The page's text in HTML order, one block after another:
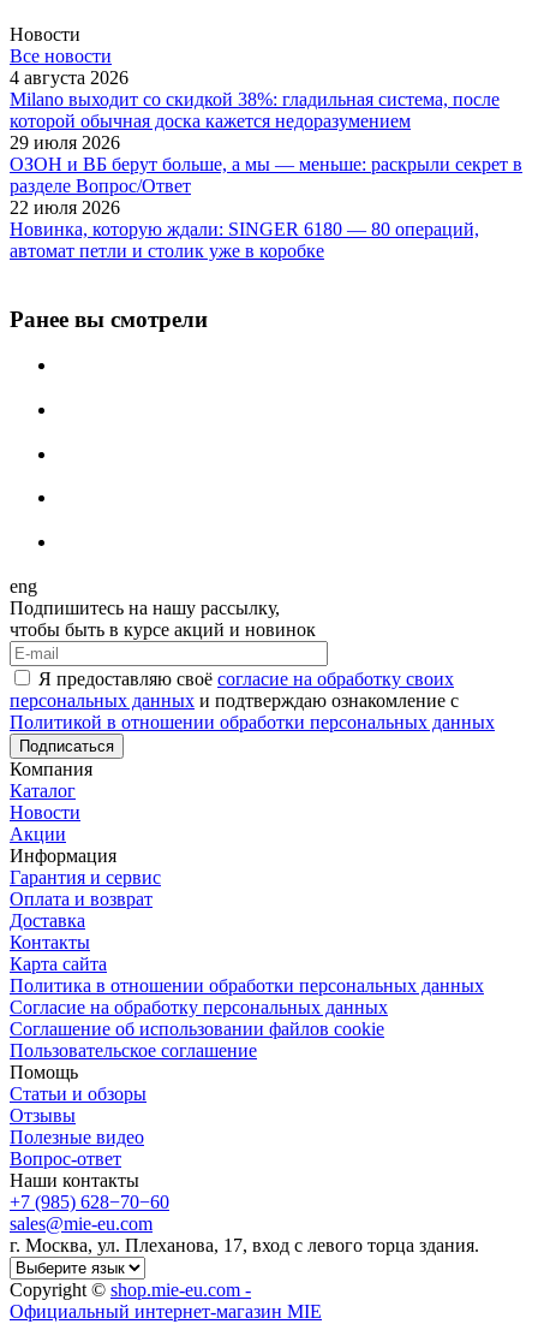
Новости
Все новости
4 августа 2026
Milano выходит со скидкой 38%: гладильная система, после
которой обычная доска кажется недоразумением
29 июля 2026
ОЗОН и ВБ берут больше, а мы — меньше: раскрыли секрет в
разделе Вопрос/Ответ
22 июля 2026
Новинка, которую ждали: SINGER 6180 — 80 операций,
автомат петли и столик уже в коробке
Ранее вы смотрели
eng
Подпишитесь на нашу рассылку,
чтобы быть в курсе акций и новинок
Я предоставляю своё согласие на обработку своих
персональных данных и подтверждаю ознакомление с
Политикой в отношении обработки персональных данных
Подписаться
Компания
Каталог
Новости
Акции
Информация
Гарантия и сервис
Оплата и возврат
Доставка
Контакты
Карта сайта
Политика в отношении обработки персональных данных
Cогласие на обработку персональных данных
Cоглашение об использовании файлов cookie
Пользовательское соглашение
Помощь
Статьи и обзоры
Отзывы
Полезные видео
Вопрос-ответ
Наши контакты
+7 (985) 628−70−60
sales@mie-eu.com
г. Москва, ул. Плеханова, 17, вход с левого торца здания.
Copyright © shop.mie-eu.com -
Официальный интернет-магазин MIE